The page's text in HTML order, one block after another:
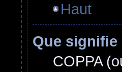
Haut
Que signifie
COPPA